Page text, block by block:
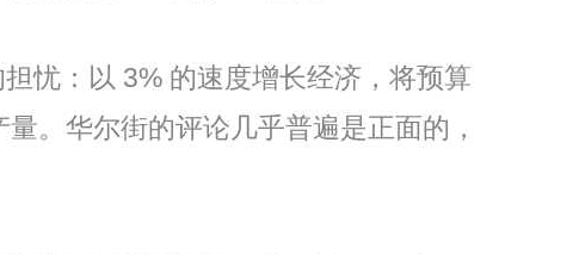
忧：以 3% 的速度增长经济，将预算
。华尔街的评论几乎普遍是正面的，